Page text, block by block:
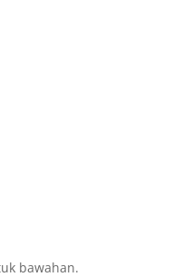
bawahan.